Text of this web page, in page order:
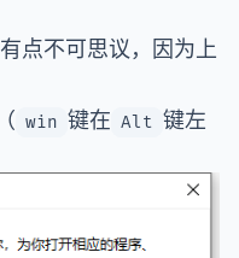
点不可思议，因为上
win 键在 Alt 键左